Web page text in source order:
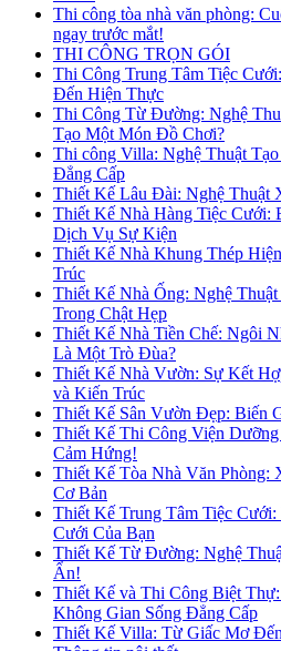
Thi công tòa nhà văn phòng:
ngay trước mắt!
THI CÔNG TRỌN GÓI
Thi Công Trung Tâm Tiệc
Đến Hiện Thực
Thi Công Từ Đường: Nghệ
Tạo Một Món Đồ Chơi?
Thi công Villa: Nghệ Thuật
Đẳng Cấp
Thiết Kế Lâu Đài: Nghệ Thuật
Thiết Kế Nhà Hàng Tiệc Cưới:
Dịch Vụ Sự Kiện
Thiết Kế Nhà Khung Thép
Trúc
Thiết Kế Nhà Ống: Nghệ
Trong Chật Hẹp
Thiết Kế Nhà Tiền Chế: Ngôi
Là Một Trò Đùa?
Thiết Kế Nhà Vườn: Sự Kết
và Kiến Trúc
Thiết Kế Sân Vườn Đẹp: Biến
Thiết Kế Thi Công Viện
Cảm Hứng!
Thiết Kế Tòa Nhà Văn Phòng:
Cơ Bản
Thiết Kế Trung Tâm Tiệc
Cưới Của Bạn
Thiết Kế Từ Đường: Nghệ
Ẩn!
Thiết Kế và Thi Công Biệt
Không Gian Sống Đẳng Cấp
Thiết Kế Villa: Từ Giấc Mơ